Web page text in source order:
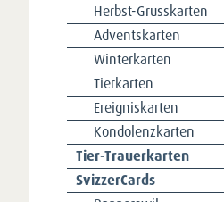
Herbst-Grusskarten
Adventskarten
Winterkarten
Tierkarten
Ereigniskarten
Kondolenzkarten
Tier-Trauerkarten
SvizzerCards